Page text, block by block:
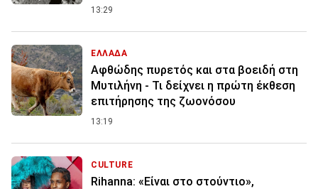
13:29
ΕΛΛΑΔΑ
Αφθώδης πυρετός και στα βοειδή στη
Μυτιλήνη - Τι δείχνει η πρώτη έκθεση
επιτήρησης της ζωονόσου
13:19
CULTURE
Rihanna: «Είναι στο στούντιο»,